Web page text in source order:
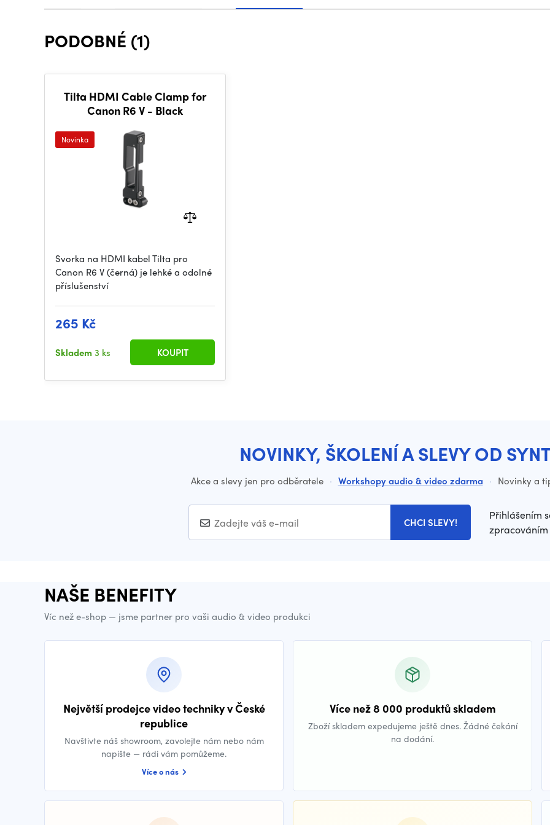
PODOBNÉ (1)
Tilta HDMI Cable Clamp for
Canon R6 V - Black
Novinka
Svorka na HDMI kabel Tilta pro
Canon R6 V (černá) je lehké a odolné
příslušenství
265 Kč
Skladem3 ks KOUPIT
NOVINKY, ŠKOLENÍ A SLEVY OD
Akce a slevy jen pro odběratele · Workshopy audio & video zdarma · Novinky a
CHCI SLEVY!
Přihlášením
NAŠE BENEFITY
Víc než e-shop — jsme partner pro vaši audio & video produkci
Největší prodejce video techniky v České
republice
Navštivte náš showroom, zavolejte nám nebo nám
napište — rádi vám pomůžeme.
Více o nás
Více než 8 000 produktů skladem
Zboží skladem expedujeme ještě dnes. Žádné čekání
na dodání.